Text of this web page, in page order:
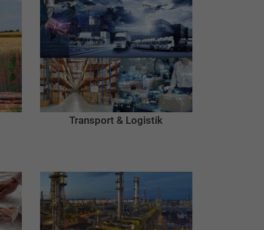
Transport & Logistik